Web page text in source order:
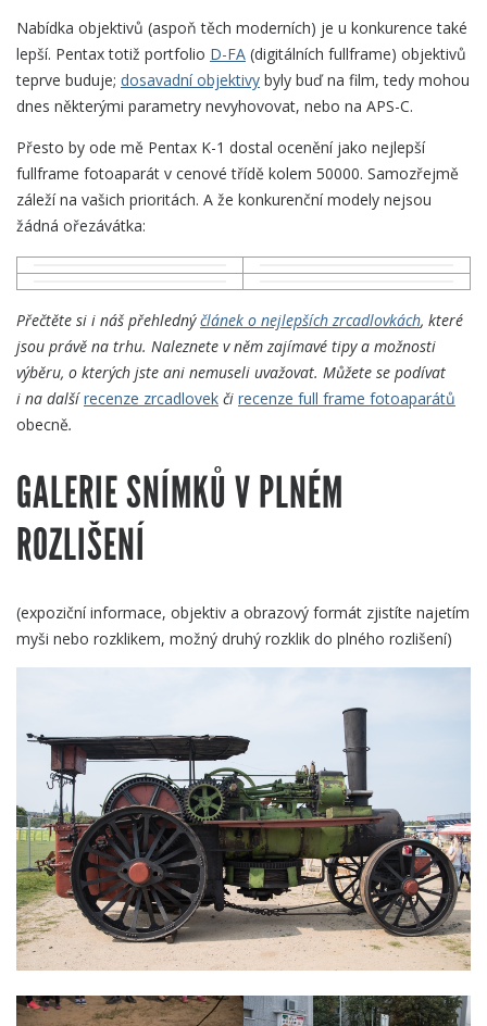
Nabídka objektivů (aspoň těch moderních) je u konkurence také
lepší. Pentax totiž portfolio D-FA (digitálních fullframe) objektivů
teprve buduje; dosavadní objektivy byly buď na film, tedy mohou
dnes některými parametry nevyhovovat, nebo na APS-C.
Přesto by ode mě Pentax K-1 dostal ocenění jako nejlepší
fullframe fotoaparát v cenové třídě kolem 50000. Samozřejmě
záleží na vašich prioritách. A že konkurenční modely nejsou
žádná ořezávátka:
Přečtěte si i náš přehlednýčlánek o nejlepších zrcadlovkách, které
jsou právě na trhu. Naleznete v něm zajímavé tipy a možnosti
výběru, o kterých jste ani nemuseli uvažovat. Můžete se podívat
i na dalšírecenze zrcadlovek či recenze full frame fotoaparátů
obecně.
GALERIE SNÍMKŮ V PLNÉM
ROZLIŠENÍ
(expoziční informace, objektiv a obrazový formát zjistíte najetím
myši nebo rozklikem, možný druhý rozklik do plného rozlišení)